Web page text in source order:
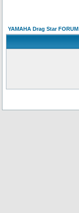
YAMAHA Drag Star FORUM